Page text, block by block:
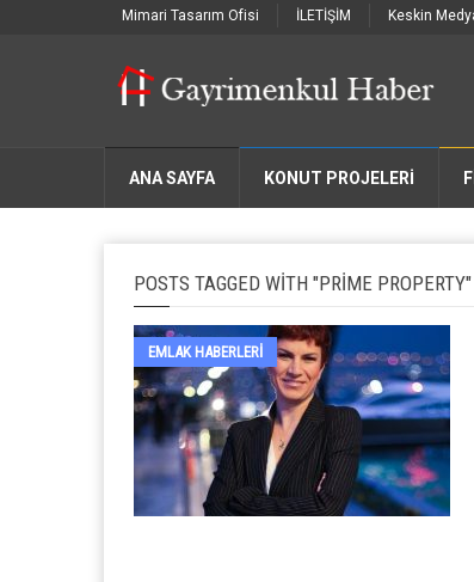
Mimari Tasarım Ofisi İLETİŞİM Keskin
ANA SAYFA KONUT PROJELERİ
POSTS TAGGED WITH "PRIME PROPERTY"
EMLAK HABERLERI